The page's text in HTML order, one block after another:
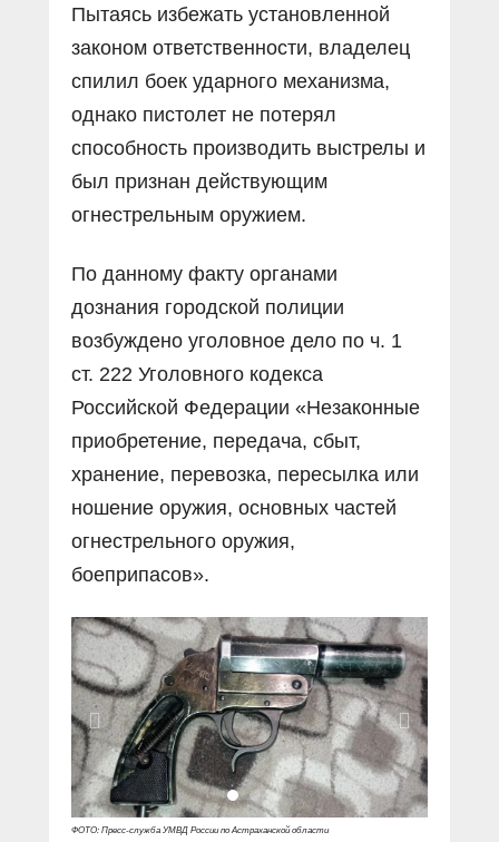
Пытаясь избежать установленной
законом ответственности, владелец
спилил боек ударного механизма,
однако пистолет не потерял
способность производить выстрелы и
был признан действующим
огнестрельным оружием.
По данному факту органами
дознания городской полиции
возбуждено уголовное дело по ч. 1
ст. 222 Уголовного кодекса
Российской Федерации «Незаконные
приобретение, передача, сбыт,
хранение, перевозка, пересылка или
ношение оружия, основных частей
огнестрельного оружия,
боеприпасов».
ФОТО: Пресс-служба УМВД России по Астраханской области